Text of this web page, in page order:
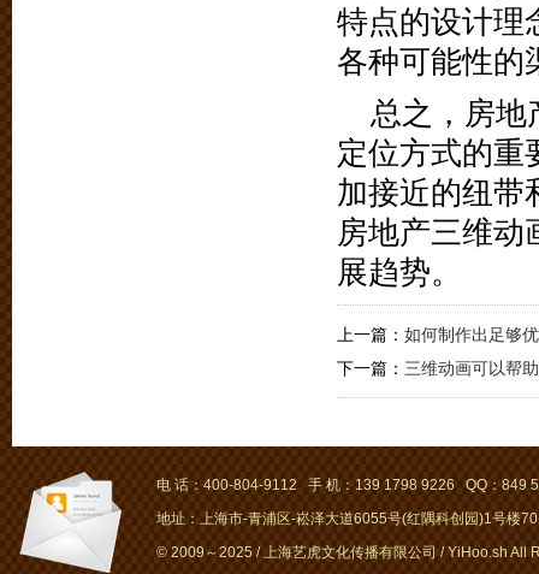
特点的设计理
各种可能性的
总之，房地
定位方式的重
加接近的纽带
房地产三维动
展趋势。
上一篇： 如何制作出足够
下一篇： 三维动画可以帮
电 话：400-804-9112 手 机：139 1798 9226 QQ：849
地址：上海市-青浦区-崧泽大道6055号(红隅科创园)1号楼
© 2009～2025 / 上海艺虎文化传播有限公司 / YiHoo.sh All